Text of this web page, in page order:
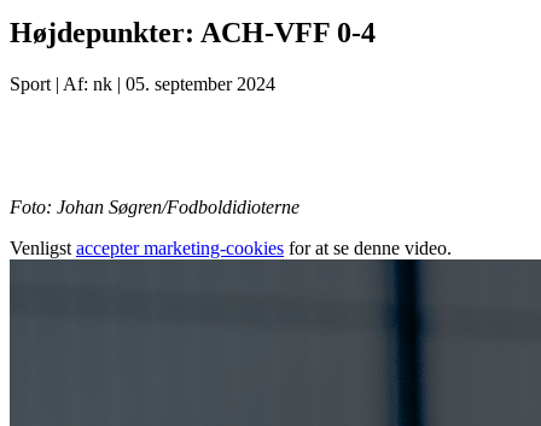
Højdepunkter: ACH-VFF 0-4
Sport | Af: nk | 05. september 2024
Foto: Johan Søgren/Fodboldidioterne
Venligst accepter marketing-cookies for at se denne video.